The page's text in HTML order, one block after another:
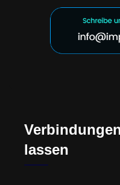
lassen